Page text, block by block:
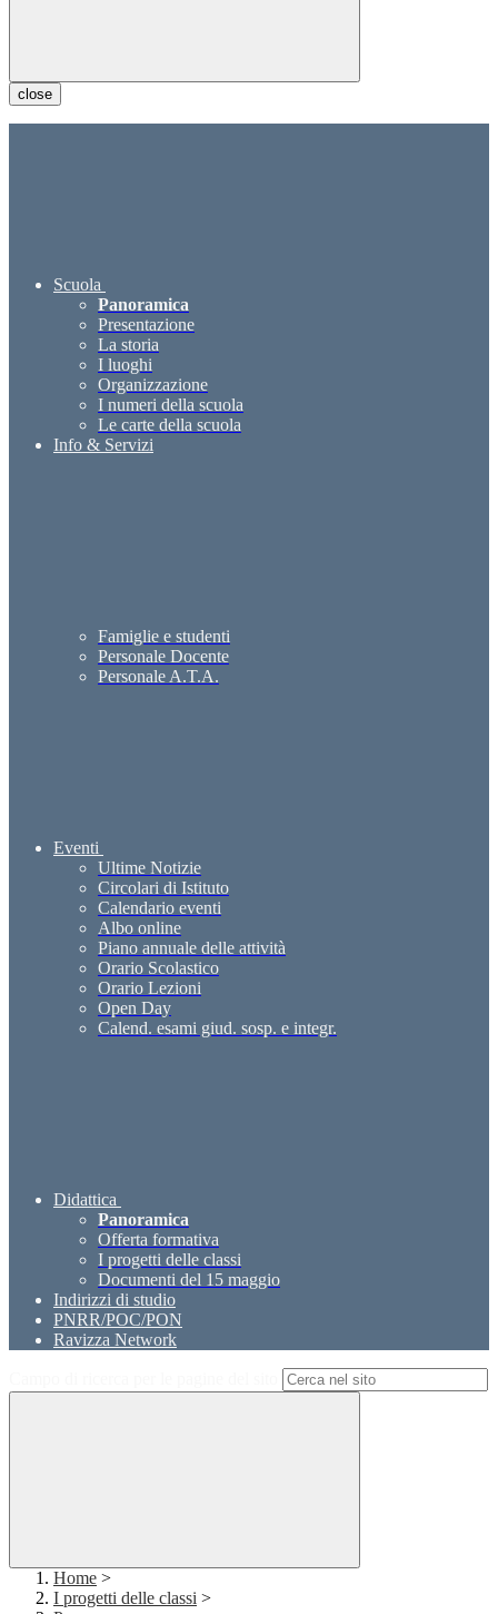
close
Scuola
Panoramica
Presentazione
La storia
I luoghi
Organizzazione
I numeri della scuola
Le carte della scuola
Info & Servizi
Famiglie e studenti
Personale Docente
Personale A.T.A.
Eventi
Ultime Notizie
Circolari di Istituto
Calendario eventi
Albo online
Piano annuale delle attività
Orario Scolastico
Orario Lezioni
Open Day
Calend. esami giud. sosp. e integr.
Didattica
Panoramica
Offerta formativa
I progetti delle classi
Documenti del 15 maggio
Indirizzi di studio
PNRR/POC/PON
Ravizza Network
Home >
I progetti delle classi >